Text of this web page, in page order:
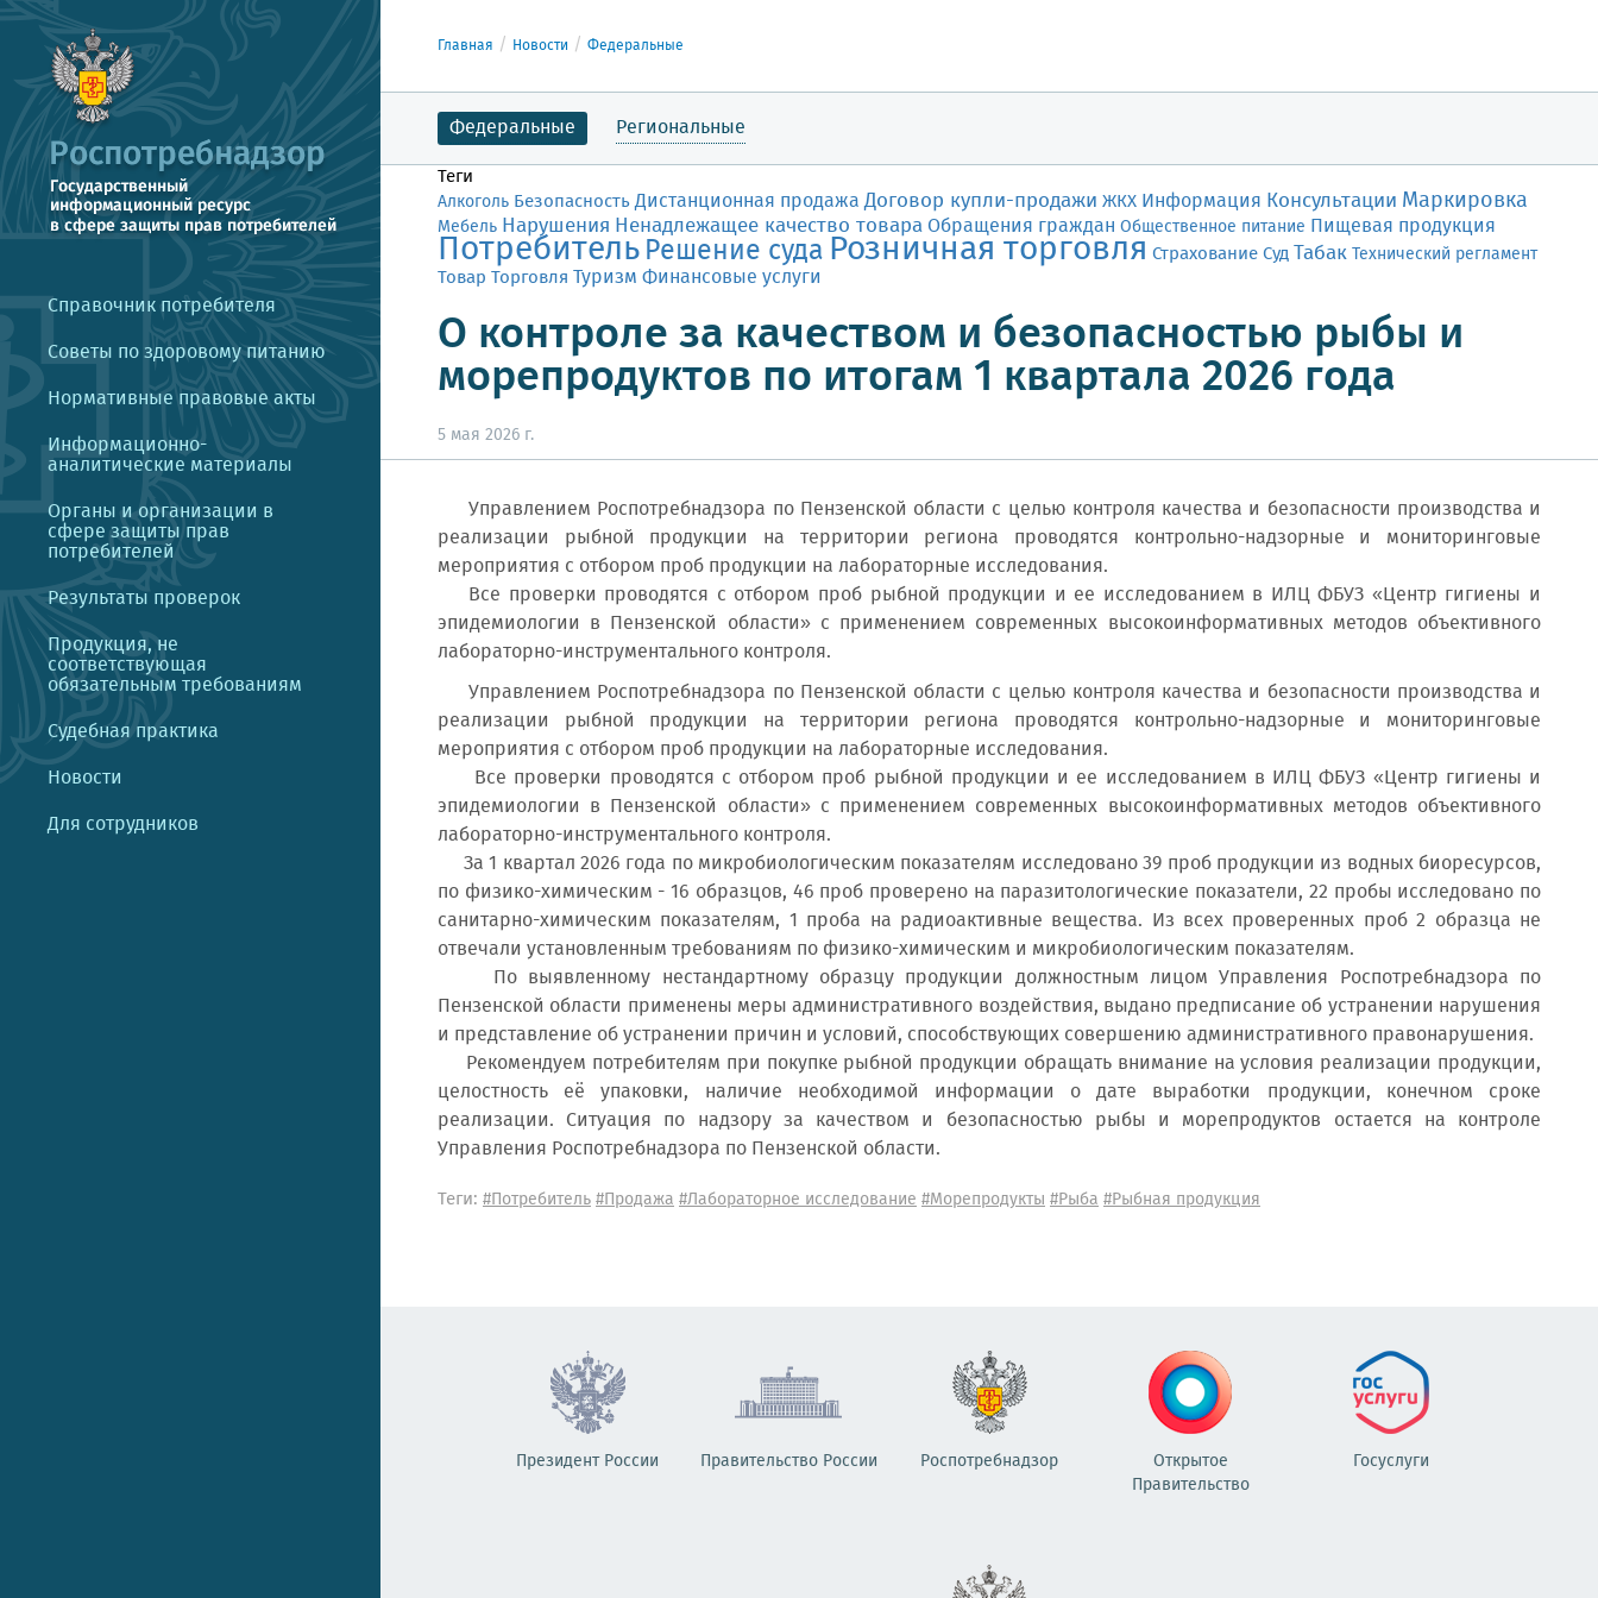
Справочник потребителя
Советы по здоровому питанию
Нормативные правовые акты
Информационно-
аналитические материалы
Органы и организации в
сфере защиты прав
потребителей
Результаты проверок
Продукция, не
соответствующая
обязательным требованиям
Судебная практика
Новости
Для сотрудников
Главная Новости Федеральные
Федеральные Региональные
Теги
Алкоголь БезопасностьДистанционная продажа Договор купли-продажи ЖКХ Информация Консультации Маркировка
Мебель Нарушения Ненадлежащее качество товара Обращения граждан Общественное питание Пищевая продукция
ПотребительРешение суда Розничная торговля СтрахованиеСудТабакТехнический регламент
Товар Торговля Туризм Финансовые услуги
О контроле за качеством и безопасностью рыбы и
морепродуктов по итогам 1 квартала 2026 года
5 мая 2026 г.
Управлением Роспотребнадзора по Пензенской области с целью контроля качества и безопасности производства и
реализации рыбной продукции на территории региона проводятся контрольно-надзорные и мониторинговые
мероприятия с отбором проб продукции на лабораторные исследования.
Все проверки проводятся с отбором проб рыбной продукции и ее исследованием в ИЛЦ ФБУЗ «Центр гигиены и
эпидемиологии в Пензенской области» с применением современных высокоинформативных методов объективного
лабораторно-инструментального контроля.
Управлением Роспотребнадзора по Пензенской области с целью контроля качества и безопасности производства и
реализации рыбной продукции на территории региона проводятся контрольно-надзорные и мониторинговые
мероприятия с отбором проб продукции на лабораторные исследования.
Все проверки проводятся с отбором проб рыбной продукции и ее исследованием в ИЛЦ ФБУЗ «Центр гигиены и
эпидемиологии в Пензенской области» с применением современных высокоинформативных методов объективного
лабораторно-инструментального контроля.
За 1 квартал 2026 года по микробиологическим показателям исследовано 39 проб продукции из водных биоресурсов,
по физико-химическим - 16 образцов, 46 проб проверено на паразитологические показатели, 22 пробы исследовано по
санитарно-химическим показателям, 1 проба на радиоактивные вещества. Из всех проверенных проб 2 образца не
отвечали установленным требованиям по физико-химическим и микробиологическим показателям.
По выявленному нестандартному образцу продукции должностным лицом Управления Роспотребнадзора по
Пензенской области применены меры административного воздействия, выдано предписание об устранении нарушения
и представление об устранении причин и условий, способствующих совершению административного правонарушения.
Рекомендуем потребителям при покупке рыбной продукции обращать внимание на условия реализации продукции,
целостность её упаковки, наличие необходимой информации о дате выработки продукции, конечном сроке
реализации. Ситуация по надзору за качеством и безопасностью рыбы и морепродуктов остается на контроле
Управления Роспотребнадзора по Пензенской области.
Теги: #Потребитель#Продажа#Лабораторное исследование#Морепродукты#Рыба#Рыбная продукция
Президент России Правительство России Роспотребнадзор
Открытое
Правительство
Госуслуги